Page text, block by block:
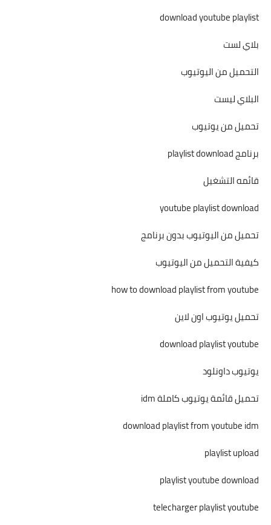
download youtube playlist
بلاي لست
التحميل من اليوتيوب
البلاي ليست
تحميل من يوتيوب
برنامج playlist download
قائمه التشغيل
youtube playlist download
تحميل من اليوتيوب بدون برنامج
كيفية التحميل من اليوتيوب
how to download playlist from youtube
تحميل يوتيوب اون لاين
download playlist youtube
يوتيوب داونلود
تحميل قائمة يوتيوب كاملة idm
download playlist from youtube idm
playlist upload
playlist youtube download
telecharger playlist youtube